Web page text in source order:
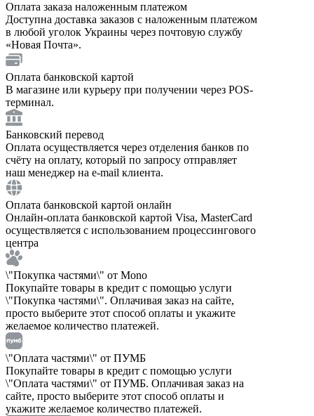
Оплата заказа наложенным платежом
Доступна доставка заказов с наложенным платежом
в любой уголок Украины через почтовую службу
«Новая Почта».
Оплата банковской картой
В магазине или курьеру при получении через POS-
терминал.
Банковский перевод
Оплата осуществляется через отделения банков по
счёту на оплату, который по запросу отправляет
наш менеджер на e-mail клиента.
Оплата банковской картой онлайн
Онлайн-оплата банковской картой Visa, MasterCard
осуществляется с использованием процессингового
центра
\"Покупка частями\" от Mono
Покупайте товары в кредит с помощью услуги
\"Покупка частями\". Оплачивая заказ на сайте,
просто выберите этот способ оплаты и укажите
желаемое количество платежей.
\"Оплата частями\" от ПУМБ
Покупайте товары в кредит с помощью услуги
\"Оплата частями\" от ПУМБ. Оплачивая заказ на
сайте, просто выберите этот способ оплаты и
укажите желаемое количество платежей.